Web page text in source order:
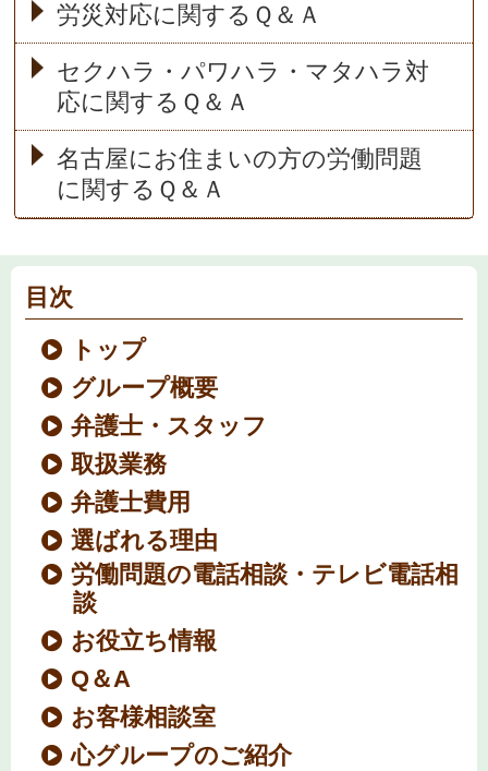
労災対応に関するＱ＆Ａ
セクハラ・パワハラ・マタハラ対
応に関するＱ＆Ａ
名古屋にお住まいの方の労働問題
に関するＱ＆Ａ
目次
トップ
グループ概要
弁護士・スタッフ
取扱業務
弁護士費用
選ばれる理由
労働問題の電話相談・テレビ電話相
談
お役立ち情報
Q＆A
お客様相談室
心グループのご紹介